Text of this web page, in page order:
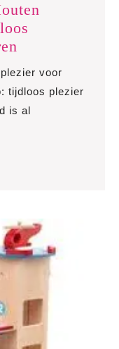
de
Magie
van
Houten
Kinderen
voor
tijdloos plezier
is al